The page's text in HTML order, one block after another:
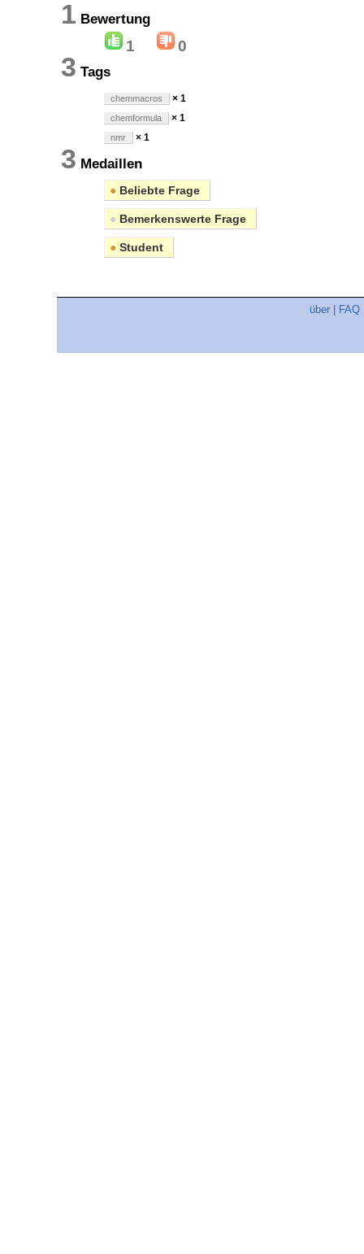
1 Bewertung
1 0
3 Tags
chemmacros × 1
chemformula × 1
nmr × 1
3 Medaillen
● Beliebte Frage
● Bemerkenswerte Frage
● Student
über FAQ